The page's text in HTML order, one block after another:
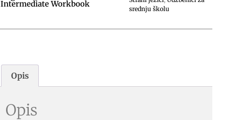
Intermediate Workbook
srednju školu
Opis
Opis